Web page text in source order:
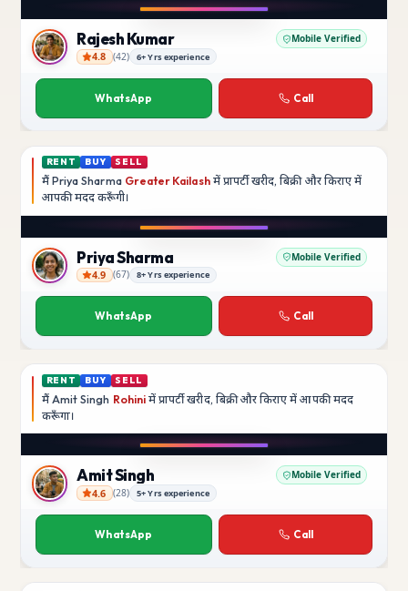
Rajesh Kumar
Rajesh Kumar Mobile Verified
4.8 (42) 6+ Yrs experience
WhatsApp Call
RENT BUY SELL
मैं Priya Sharma Greater Kailashमें प्रापर्टी खरीद, बिक्री और किराए में
आपकी मददकरूँगी।
Priya Sharma
Priya Sharma Mobile Verified
4.9 (67) 8+ Yrs experience
WhatsApp Call
RENT BUY SELL
मैं Amit Singh Rohiniमें प्रापर्टी खरीद, बिक्री और किराए में आपकी मदद
करूँगा।
Amit Singh
Amit Singh Mobile Verified
4.6 (28) 5+ Yrs experience
WhatsApp Call